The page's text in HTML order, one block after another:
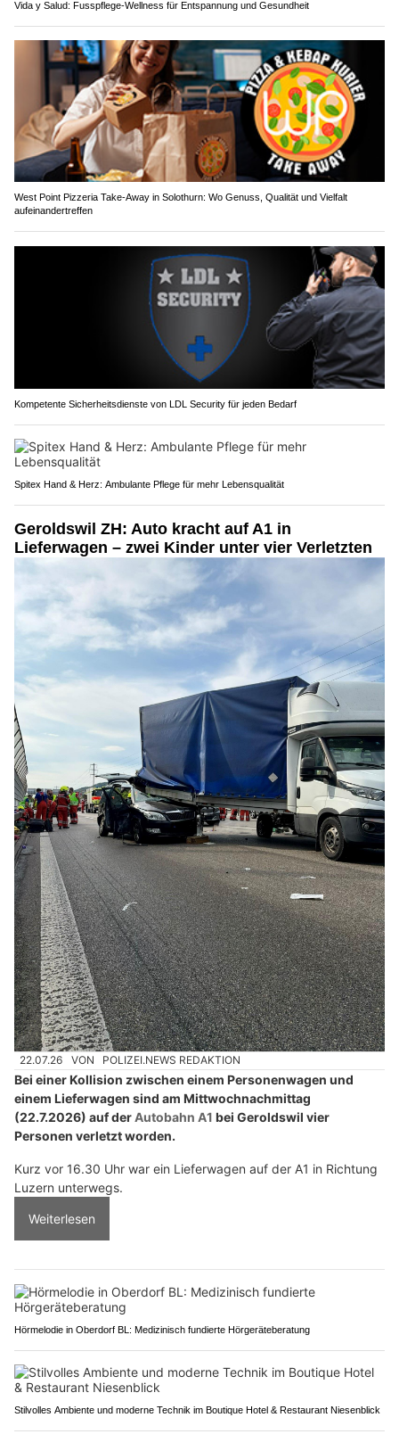
Vida y Salud: Fusspflege-Wellness für Entspannung und Gesundheit
West Point Pizzeria Take-Away in Solothurn: Wo Genuss, Qualität und Vielfalt
aufeinandertreffen
Kompetente Sicherheitsdienste von LDL Security für jeden Bedarf
Spitex Hand & Herz: Ambulante Pflege für mehr Lebensqualität
Geroldswil ZH: Auto kracht auf A1 in
Lieferwagen – zwei Kinder unter vier Verletzten
22.07.26 VON POLIZEI.NEWS REDAKTION
Bei einer Kollision zwischen einem Personenwagen und
einem Lieferwagen sind am Mittwochnachmittag
(22.7.2026) auf derAutobahn A1 bei Geroldswil vier
Personen verletzt worden.
Kurz vor 16.30 Uhr war ein Lieferwagen auf der A1 in Richtung
Luzern unterwegs.
Weiterlesen
Hörmelodie in Oberdorf BL: Medizinisch fundierte Hörgeräteberatung
Stilvolles Ambiente und moderne Technik im Boutique Hotel & Restaurant Niesenblick